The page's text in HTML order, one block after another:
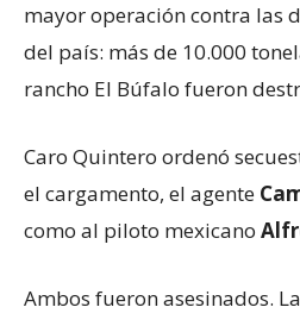
mayor operación contra las
del país: más de 10.000
rancho El Búfalo fueron
Caro Quintero ordenó
el cargamento, el agente
como al piloto mexicano
Ambos fueron asesinados.